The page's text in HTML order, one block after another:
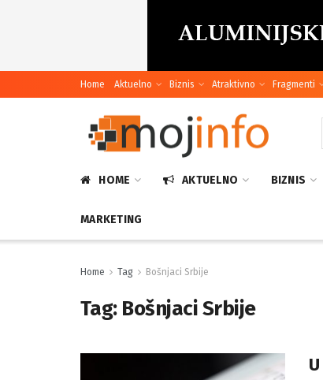
Biznis Atraktivno Fragmenti
HOME AKTUELNO
Home Tag
BY